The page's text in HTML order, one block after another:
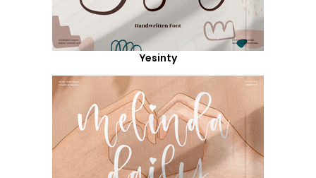
Yesinty